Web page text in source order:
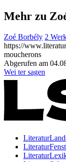
Mehr zu
Zoé Borbély 2
https://
moucherons
Abgerufen am
Wei ter sagen